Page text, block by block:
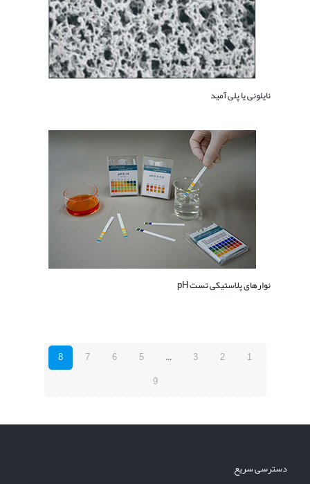
نایلونی یا پلی آمید
نوارهای پلاستیکی تست pH
1
2
3
…
5
6
7
8
9
دسترسی سریع